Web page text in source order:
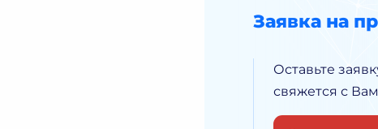
Заявка на
Оставьте
свяжется с